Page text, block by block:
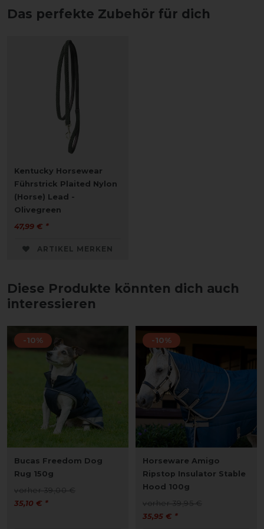
Das perfekte Zubehör für dich
Kentucky Horsewear
Führstrick Plaited Nylon
(Horse) Lead -
Olivegreen
47,99 € *
ARTIKEL MERKEN
Diese Produkte könnten dich auch
interessieren
-10%
Bucas Freedom Dog
Rug 150g
vorher 39,00 €
35,10 € *
-10%
Horseware Amigo
Ripstop Insulator Stable
Hood 100g
vorher 39,95 €
35,95 € *